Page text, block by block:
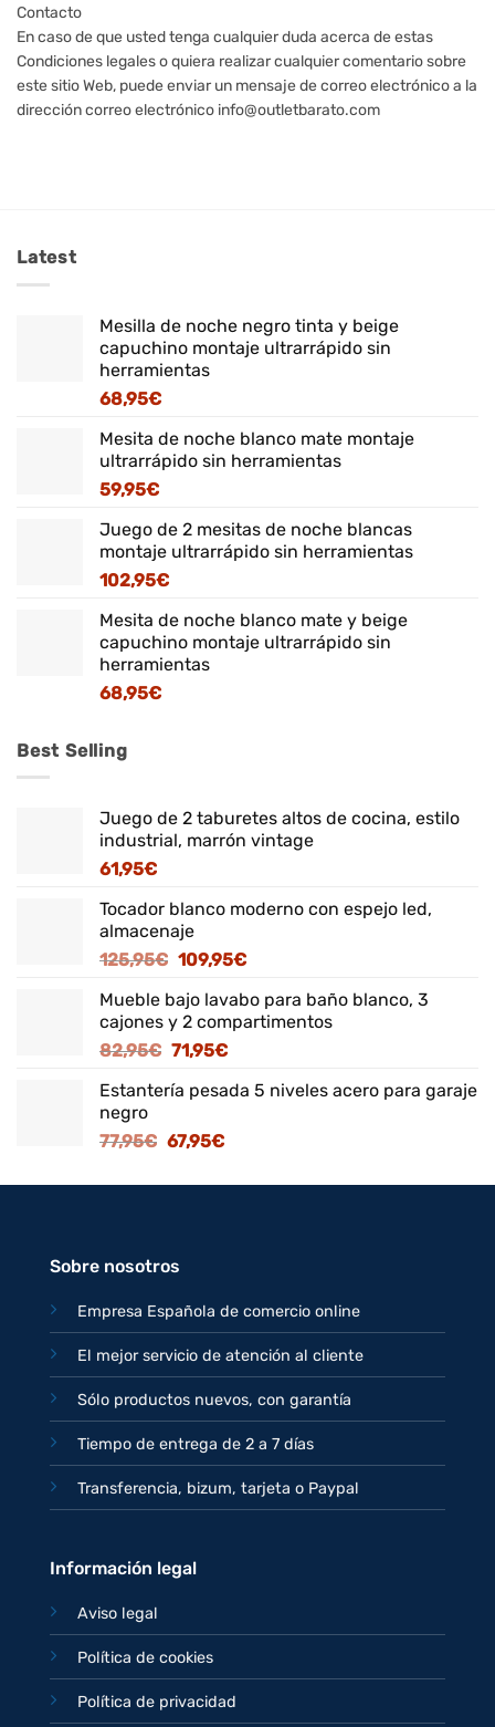
Contacto
En caso de que usted tenga cualquier duda acerca de estas
Condiciones legales o quiera realizar cualquier comentario sobre
este sitio Web, puede enviar un mensaje de correo electrónico a la
dirección correo electrónico info@outletbarato.com
Latest
Mesilla de noche negro tinta y beige
capuchino montaje ultrarrápido sin
herramientas
68,95€
Mesita de noche blanco mate montaje
ultrarrápido sin herramientas
59,95€
Juego de 2 mesitas de noche blancas
montaje ultrarrápido sin herramientas
102,95€
Mesita de noche blanco mate y beige
capuchino montaje ultrarrápido sin
herramientas
68,95€
Best Selling
Juego de 2 taburetes altos de cocina, estilo
industrial, marrón vintage
61,95€
Tocador blanco moderno con espejo led,
almacenaje
125,95€ El
original
era:
125,95€.
109,95€El
actual
es:
Mueble bajo lavabo para baño blanco, 3
cajones y 2 compartimentos
82,95€ El
original
82,95€.
71,95€El
actual
Estantería pesada 5 niveles acero para garaje
negro
77,95€ El
original
67,95€El
actual
Sobre nosotros
Empresa Española de comercio online
El mejor servicio de atención al cliente
Sólo productos nuevos, con garantía
Tiempo de entrega de 2 a 7 días
Transferencia, bizum, tarjeta o Paypal
Información legal
Aviso legal
Política de cookies
Política de privacidad